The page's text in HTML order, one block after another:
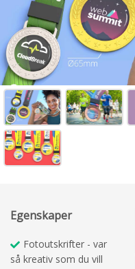
Egenskaper
Fotoutskrifter - var
så kreativ som du vill